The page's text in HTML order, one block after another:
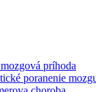
príhoda
poranenie